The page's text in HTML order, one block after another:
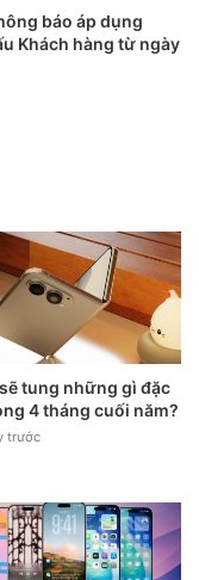
báo áp dụng
Khách hàng từ ngày
tung những gì đặc
4 tháng cuối năm?
trước